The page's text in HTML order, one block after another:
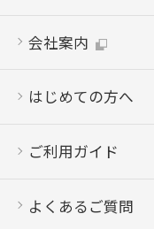
会社案内
はじめての方へ
ご利用ガイド
よくあるご質問